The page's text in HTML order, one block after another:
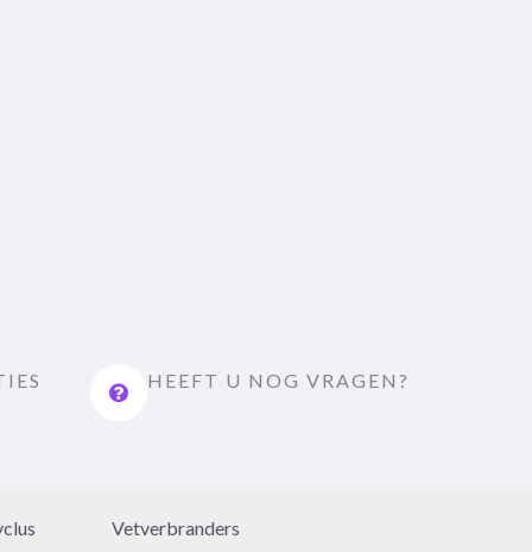
HEEFT U NOG VRAGEN?
Vetverbranders